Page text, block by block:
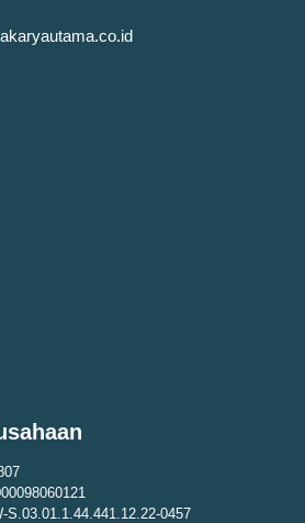
S.03.01.1.44.441.12.22-0457